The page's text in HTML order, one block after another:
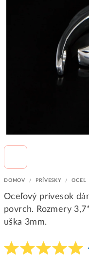
DOMOV / PRÍVESKY / OCEĽ
Oceľový prívesok
povrch. Rozmery
uška 3mm.